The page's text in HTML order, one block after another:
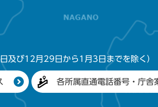
及び12月29日から1月3日までを除く）
各所属直通電話番号・庁舎